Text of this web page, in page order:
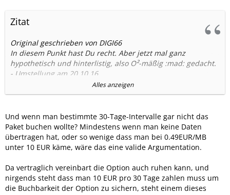
Zitat
Original geschrieben von DIGI66
In diesem Punkt hast Du recht. Aber jetzt mal ganz
hypothetisch und hinterlistig, also O²-mäßig :mad: gedacht.
- Umstellung am 20.10.16
- 1. Verlängerung November (offene Forderung: 10€)
- 2. Verlängerung Dezember (offene Forderung: 20€)
- Paketablauf Februar 2017 ohne Verängerung, da Guthaben
minus Forderung < 10€
Konsequenz: Ab Februar Abrechnung mit 49ct./MB bis
der Fall gewesen sein dürfte.
Alles anzeigen
Und wenn man bestimmte 30-Tage-Intervalle gar nicht das
Paket buchen wollte? Mindestens wenn man keine Daten
übertragen hat, oder so wenige dass man bei 0.49EUR/MB
unter 10 EUR käme, wäre das eine valide Argumentation.
Da vertraglich vereinbart die Option auch ruhen kann, und
nirgends steht dass man 10 EUR pro 30 Tage zahlen muss um
die Buchbarkeit der Option zu sichern, steht einem dieses